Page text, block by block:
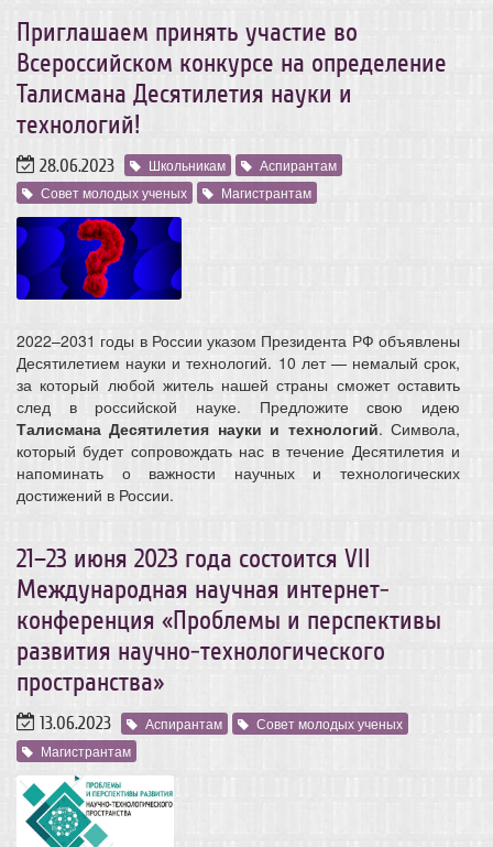
Приглашаем принять участие во
Всероссийском конкурсе на определение
Талисмана Десятилетия науки и
технологий!
28.06.2023 Школьникам
Аспирантам
Совет молодых ученых
Магистрантам
2022–2031 годы в России указом Президента РФ объявлены
Десятилетием науки и технологий. 10 лет — немалый срок,
за который любой житель нашей страны сможет оставить
след в российской науке. Предложите свою идею
Талисмана Десятилетия науки и технологий. Символа,
который будет сопровождать нас в течение Десятилетия и
напоминать о важности научных и технологических
достижений в России.
21–23 июня 2023 года состоится VII
Международная научная интернет-
конференция «Проблемы и перспективы
развития научно-технологического
пространства»
13.06.2023 Аспирантам
Совет молодых ученых
Магистрантам